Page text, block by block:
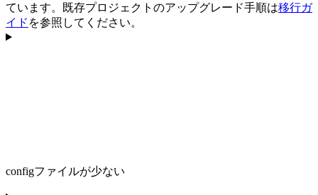
ています。既存プロジェクトのアップグレード手順は移行ガ
イド を参照してください。
configファイルが少ない